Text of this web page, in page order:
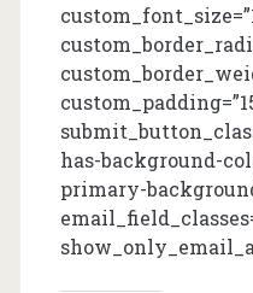
has-background-
primary-